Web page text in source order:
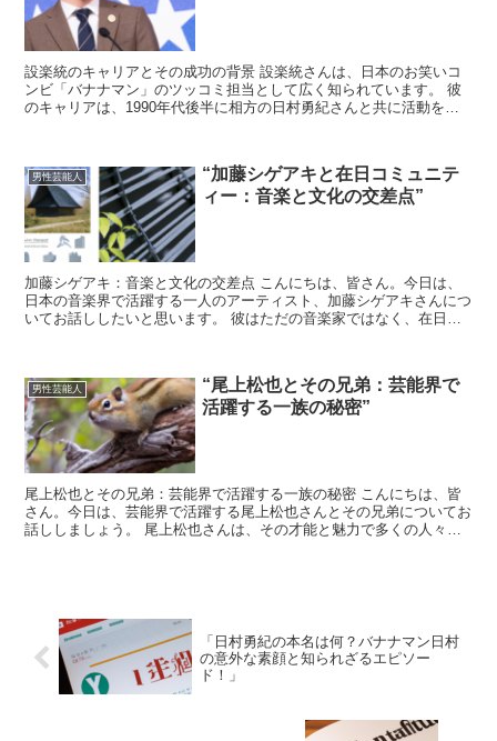
設楽統のキャリアとその成功の背景 設楽統さんは、日本のお笑いコ
ンビ「バナナマン」のツッコミ担当として広く知られています。 彼
のキャリアは、1990年代後半に相方の日村勇紀さんと共に活動を開
男性芸能人
“加藤シゲアキと在日コミュニテ
ィー：音楽と文化の交差点”
加藤シゲアキ：音楽と文化の交差点 こんにちは、皆さん。今日は、
日本の音楽界で活躍する一人のアーティスト、加藤シゲアキさんにつ
いてお話ししたいと思います。 彼はただの音楽家ではなく、在日コ
男性芸能人
“尾上松也とその兄弟：芸能界で
活躍する一族の秘密”
尾上松也とその兄弟：芸能界で活躍する一族の秘密 こんにちは、皆
さん。今日は、芸能界で活躍する尾上松也さんとその兄弟についてお
話ししましょう。 尾上松也さんは、その才能と魅力で多くの人々を
「日村勇紀の本名は何？バナナマン日村
の意外な素顔と知られざるエピソー
ド！」